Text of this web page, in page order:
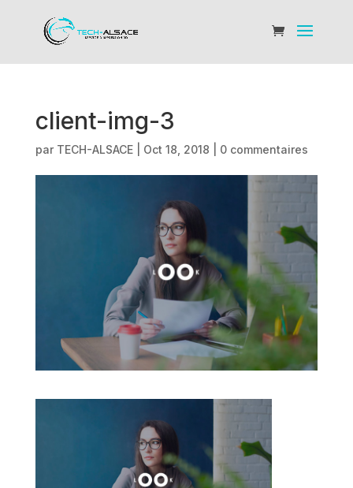
client-img-3
par TECH-ALSACE| Oct 18, 2018 0 commentaires